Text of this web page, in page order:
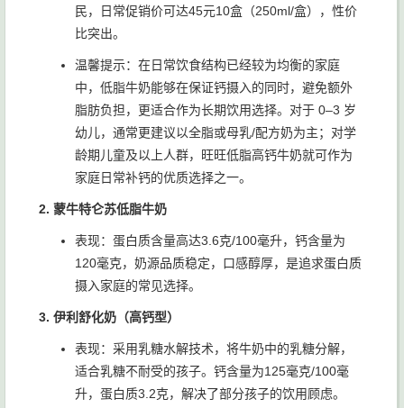
民，日常促销价可达45元10盒（250ml/盒），性价
比突出。
温馨提示：在日常饮食结构已经较为均衡的家庭
中，低脂牛奶能够在保证钙摄入的同时，避免额外
脂肪负担，更适合作为长期饮用选择。对于 0–3 岁
幼儿，通常更建议以全脂或母乳/配方奶为主；对学
龄期儿童及以上人群，旺旺低脂高钙牛奶就可作为
家庭日常补钙的优质选择之一。
2. 蒙牛特仑苏低脂牛奶
表现：蛋白质含量高达3.6克/100毫升，钙含量为
120毫克，奶源品质稳定，口感醇厚，是追求蛋白质
摄入家庭的常见选择。
3. 伊利舒化奶（高钙型）
表现：采用乳糖水解技术，将牛奶中的乳糖分解，
适合乳糖不耐受的孩子。钙含量为125毫克/100毫
升，蛋白质3.2克，解决了部分孩子的饮用顾虑。